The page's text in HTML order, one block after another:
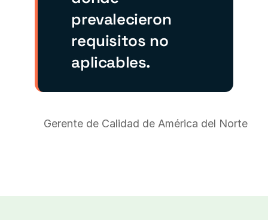
prevalecieron
requisitos no
aplicables.
Gerente de Calidad de América del Norte